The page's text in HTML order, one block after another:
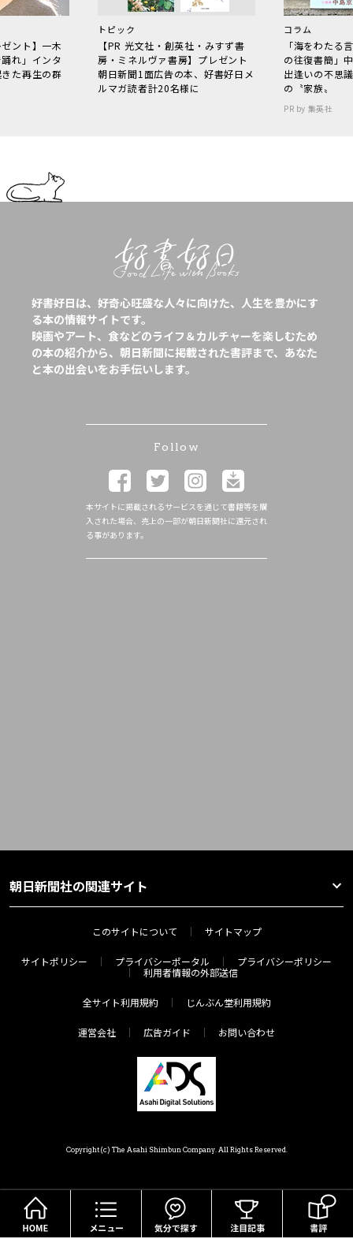
ント】一木
れ」インタ
た再生の群
トピック
【PR 光文社・創英社・みすず書
房・ミネルヴァ書房】プレゼント
朝日新聞1面広告の本、好書好日メ
ルマガ読者計20名様に
コラム
「海をわた
の往復書簡」
出逢いの不思
の〝家族〟
PR by 集英社
好書好日は、好奇心旺盛な人々に向けた、人生を豊かにす
る本の情報サイトです。
映画やアート、食などのライフ＆カルチャーを楽しむため
の本の紹介から、朝日新聞に掲載された書評まで、あなた
と本の出会いをお手伝いします。
Follow
本サイトに掲載されるサービスを通じて書籍等を購
入された場合、売上の一部が朝日新聞社に還元され
る事があります。
朝日新聞社の関連サイト
このサイトについて サイトマップ
サイトポリシー プライバシーポータル
プライバシーポリシー
利用者情報の外部送信
全サイト利用規約 じんぶん堂利用規約
運営会社 広告ガイド お問い合わせ
Copyright(c) The Asahi Shimbun Company. All Rights Reserved.